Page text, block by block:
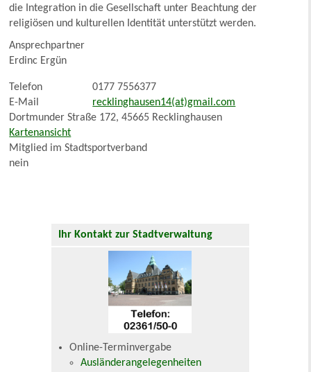
die Integration in die Gesellschaft unter Beachtung der
religiösen und kulturellen Identität unterstützt werden.
Ansprechpartner
Erdinc Ergün
Telefon
0177 7556377
E-Mail
recklinghausen14(at)gmail.com
Dortmunder Straße 172, 45665 Recklinghausen
Kartenansicht
Mitglied im Stadtsportverband
nein
Ihr Kontakt zur Stadtverwaltung
Online-Terminvergabe
Ausländerangelegenheiten